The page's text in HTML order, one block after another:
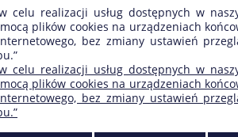
zamówienia
dostawy
POMOC
Jak kupować?
Częste pytania
celu realizacji usług dostępnych w
plików cookies na urządzeniach
bez zmiany ustawień
celu realizacji usług dostępnych w
plików cookies na urządzeniach
bez zmiany ustawień